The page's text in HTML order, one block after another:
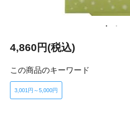
4,860円(税込)
この商品のキーワード
3,001円～5,000円